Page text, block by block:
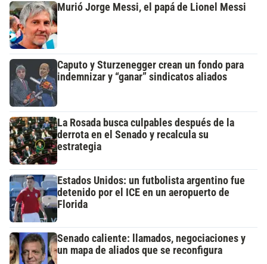
Murió Jorge Messi, el papá de Lionel Messi
Caputo y Sturzenegger crean un fondo para
indemnizar y “ganar” sindicatos aliados
La Rosada busca culpables después de la
derrota en el Senado y recalcula su
estrategia
Estados Unidos: un futbolista argentino fue
detenido por el ICE en un aeropuerto de
Florida
Senado caliente: llamados, negociaciones y
un mapa de aliados que se reconfigura